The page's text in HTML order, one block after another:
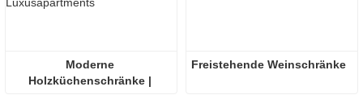
Moderne
Holzküchenschränke |
Freistehende Weinschränke